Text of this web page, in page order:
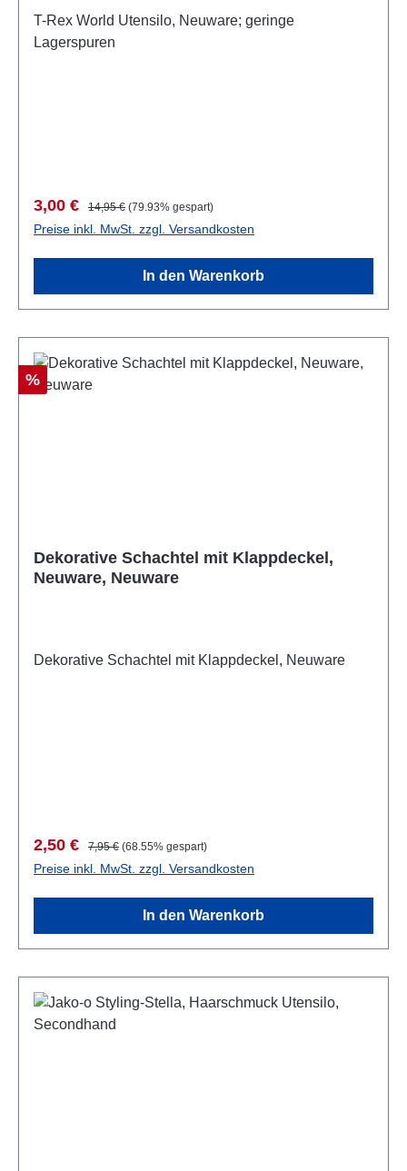
T-Rex World Utensilo, Neuware; geringe
Lagerspuren
Verkaufspreis:
3,00 € Regulärer Preis:
14,95 € (79.93% gespart)
Preise inkl. MwSt. zzgl. Versandkosten
In den Warenkorb
Rabatt
%
Dekorative Schachtel mit Klappdeckel,
Neuware, Neuware
Dekorative Schachtel mit Klappdeckel, Neuware
Verkaufspreis:
2,50 € Regulärer Preis:
7,95 € (68.55% gespart)
Preise inkl. MwSt. zzgl. Versandkosten
In den Warenkorb